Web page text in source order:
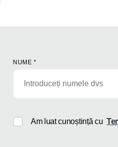
NUME *
Am luat cunoștință cu